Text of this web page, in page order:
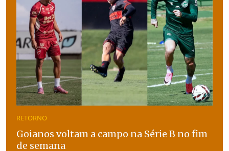
RETORNO
Goianos voltam a campo na Série B no fim
de semana